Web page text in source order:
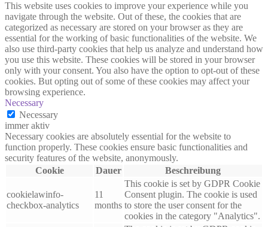
This website uses cookies to improve your experience while you
navigate through the website. Out of these, the cookies that are
categorized as necessary are stored on your browser as they are
essential for the working of basic functionalities of the website. We
also use third-party cookies that help us analyze and understand how
you use this website. These cookies will be stored in your browser
only with your consent. You also have the option to opt-out of these
cookies. But opting out of some of these cookies may affect your
browsing experience.
Necessary
Necessary
immer aktiv
Necessary cookies are absolutely essential for the website to
function properly. These cookies ensure basic functionalities and
security features of the website, anonymously.
Cookie
Dauer Beschreibung
cookielawinfo-
checkbox-analytics
11
months
This cookie is set by GDPR Cookie
Consent plugin. The cookie is used
to store the user consent for the
cookies in the category "Analytics".